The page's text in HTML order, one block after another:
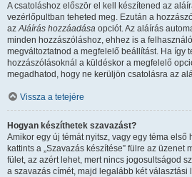
A csatoláshoz először el kell készítened az
vezérlőpultban teheted meg. Ezután a
azAláírás hozzáadása opciót. Az aláírás
minden hozzászóláshoz, ehhez is a
megváltoztatnod a megfelelő beállítást. Ha így
hozzászólásoknál a küldéskor a megfelelő
megadhatod, hogy ne kerüljön csatolásra az
Vissza a tetejére
Hogyan készíthetek szavazást?
Amikor egy új témát nyitsz, vagy egy téma első
kattints a „Szavazás készítése” fülre az üzenet
fület, az azért lehet, mert nincs jogosultságod
a szavazás címét, majd legalább két választási